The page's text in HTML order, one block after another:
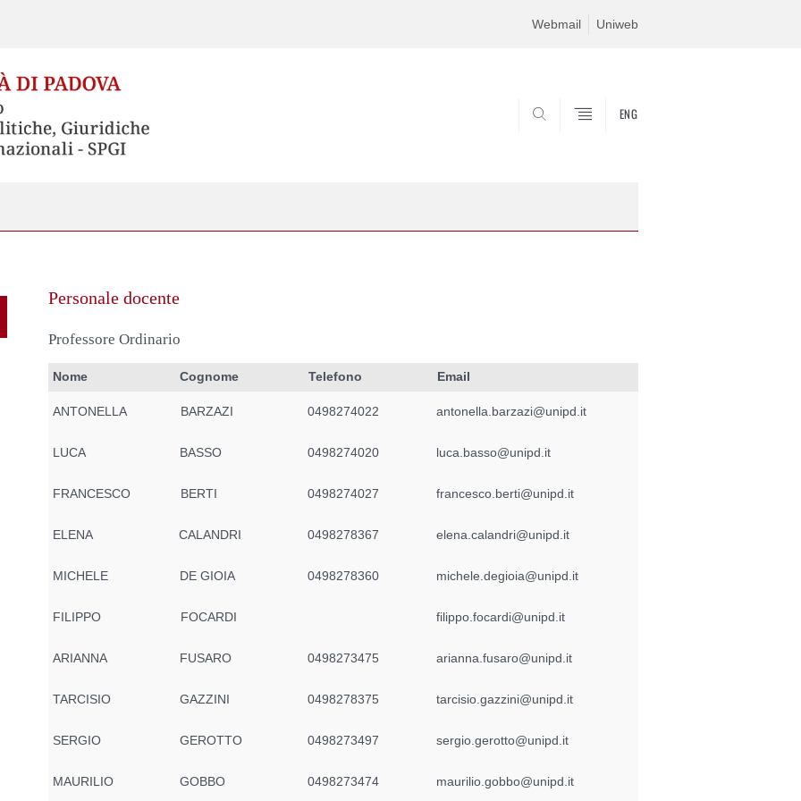
Webmail Uniweb
ENG
Personale docente
Professore Ordinario
Nome Cognome Telefono Email
ANTONELLA BARZAZI 0498274022 antonella.barzazi@unipd.it
LUCA BASSO 0498274020 luca.basso@unipd.it
FRANCESCO BERTI 0498274027 francesco.berti@unipd.it
ELENA CALANDRI 0498278367 elena.calandri@unipd.it
MICHELE DE GIOIA 0498278360 michele.degioia@unipd.it
FILIPPO FOCARDI filippo.focardi@unipd.it
ARIANNA FUSARO 0498273475 arianna.fusaro@unipd.it
TARCISIO GAZZINI 0498278375 tarcisio.gazzini@unipd.it
SERGIO GEROTTO 0498273497 sergio.gerotto@unipd.it
MAURILIO GOBBO 0498273474 maurilio.gobbo@unipd.it